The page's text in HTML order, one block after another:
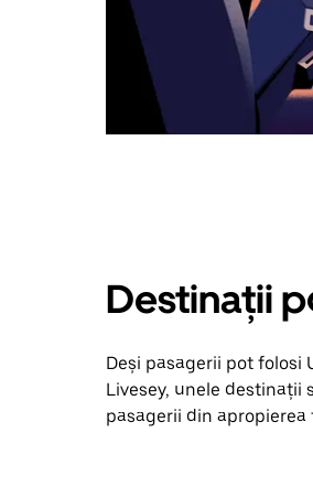
Destinații
Deși pasagerii pot folosi
Livesey, unele destinații
pasagerii din